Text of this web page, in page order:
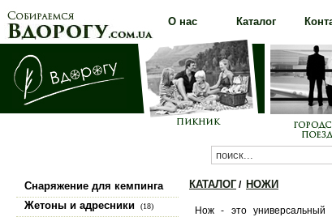
О нас Каталог
Снаряжение для кемпинга
(100)
Жетоны и адресники (18)
КАТАЛОГ / НОЖИ
Нож - это